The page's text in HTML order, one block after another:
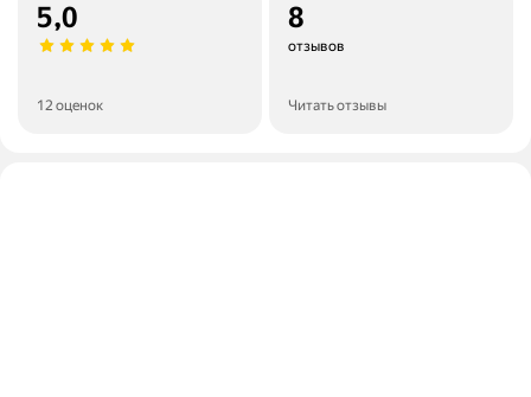
5,0
12 оценок
8
отзывов
Читать отзывы